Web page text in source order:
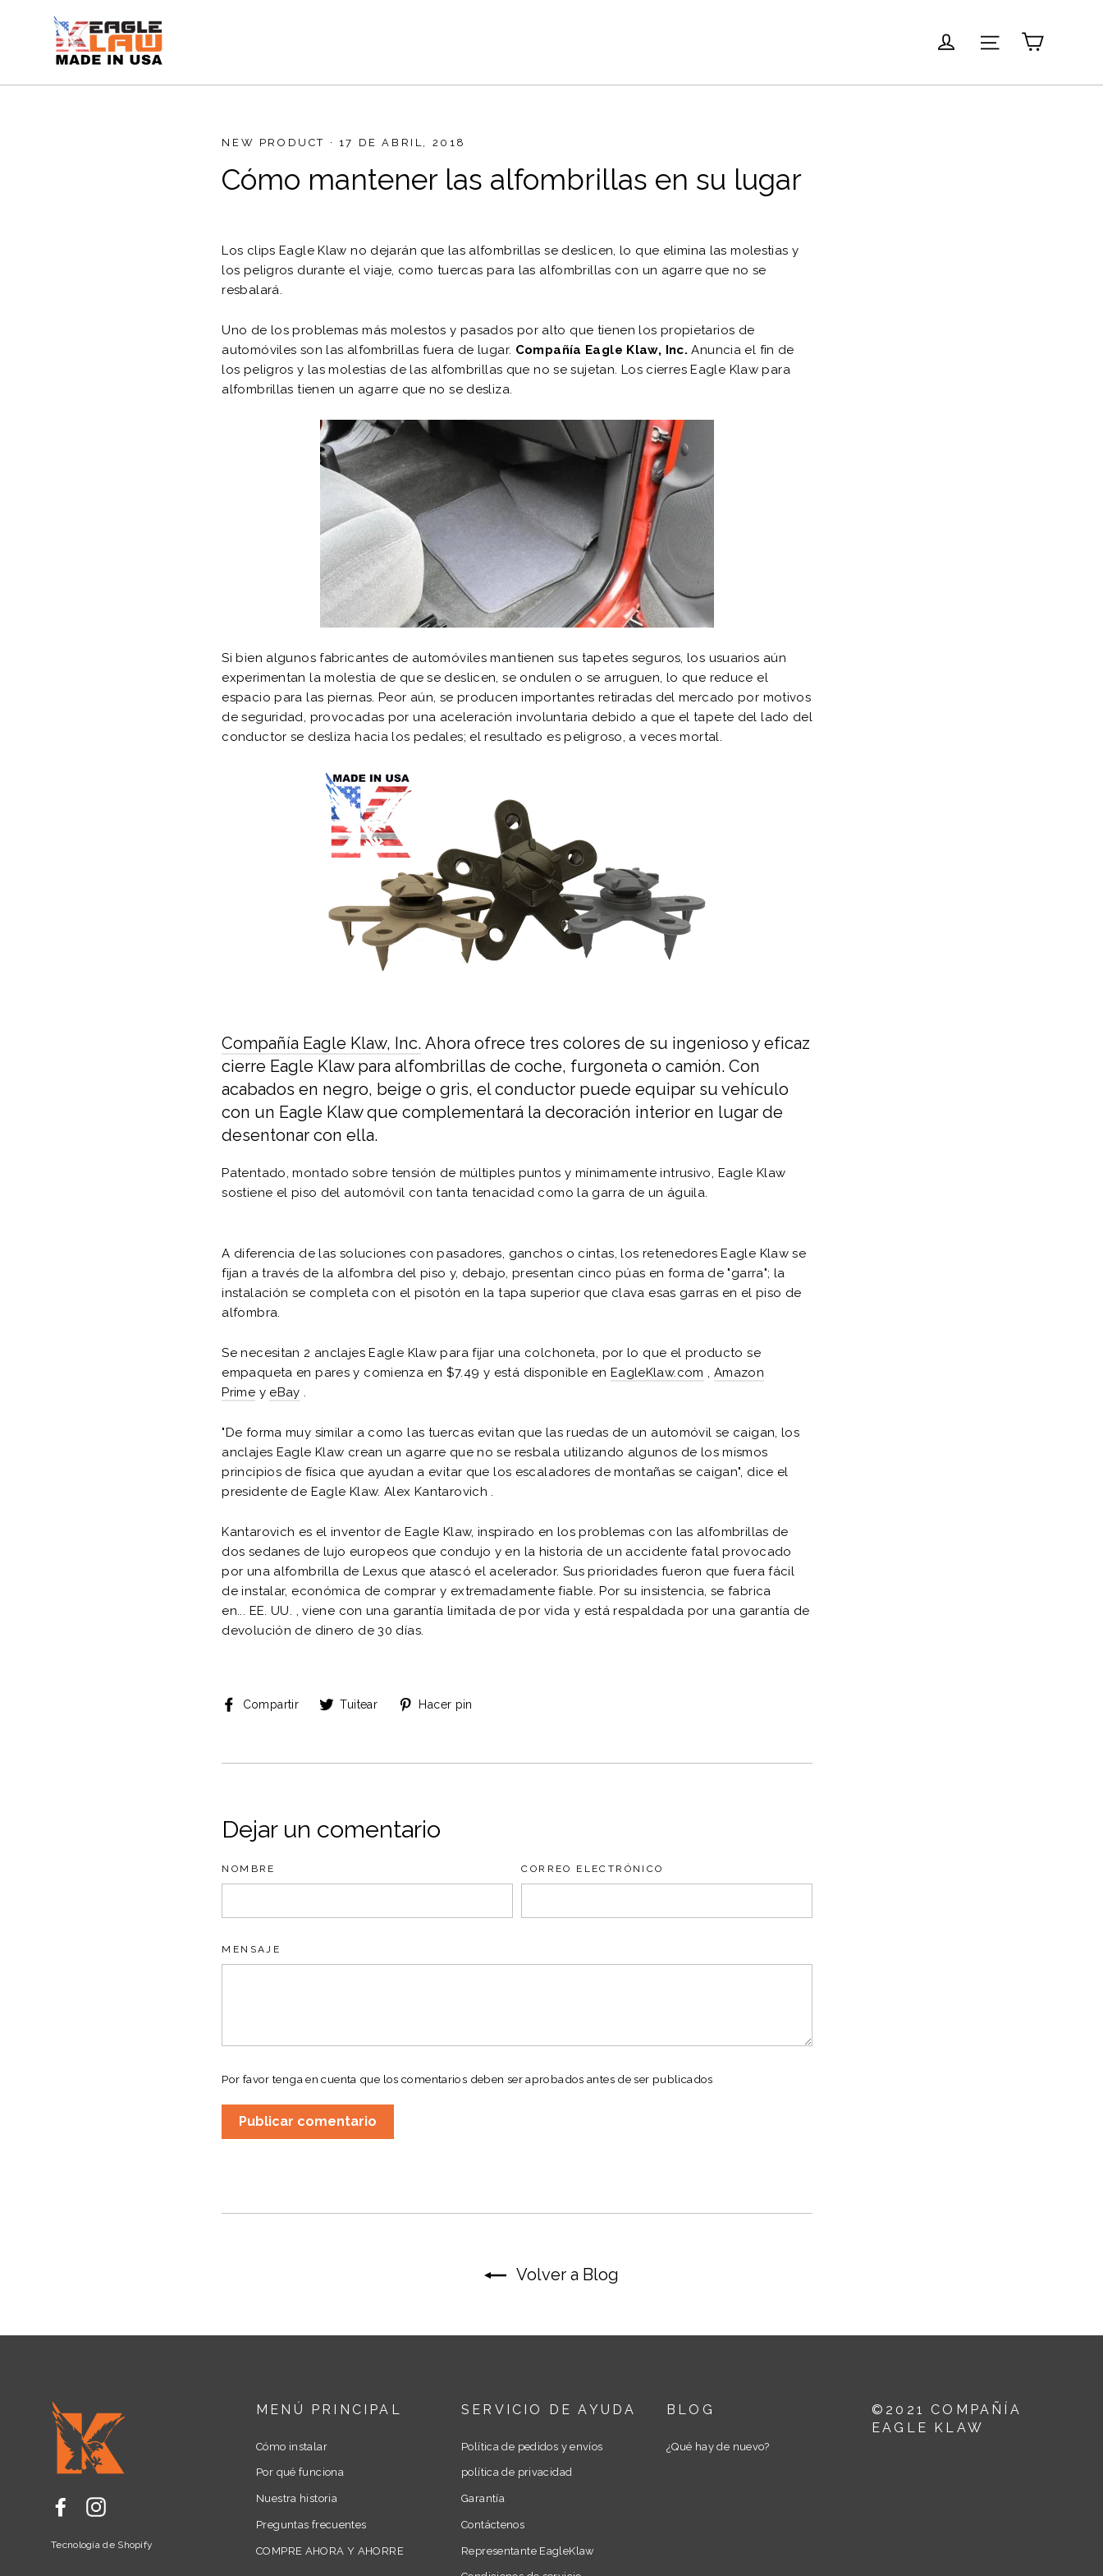
directamente
contenido
IngresarNavegación
NEW PRODUCT · 17 DE ABRIL, 2018
Cómo mantener las alfombrillas en su lugar
Los clips Eagle Klaw no dejarán que las alfombrillas se deslicen, lo que elimina las molestias y
los peligros durante el viaje, como tuercas para las alfombrillas con un agarre que no se
resbalará.
Uno de los problemas más molestos y pasados ​​por alto que tienen los propietarios de
automóviles son las alfombrillas fuera de lugar. Compañía Eagle Klaw, Inc. Anuncia el fin de
los peligros y las molestias de las alfombrillas que no se sujetan. Los cierres Eagle Klaw para
alfombrillas tienen un agarre que no se desliza.
Si bien algunos fabricantes de automóviles mantienen sus tapetes seguros, los usuarios aún
experimentan la molestia de que se deslicen, se ondulen o se arruguen, lo que reduce el
espacio para las piernas. Peor aún, se producen importantes retiradas del mercado por motivos
de seguridad, provocadas por una aceleración involuntaria debido a que el tapete del lado del
conductor se desliza hacia los pedales; el resultado es peligroso, a veces mortal.
Compañía Eagle Klaw, Inc. Ahora ofrece tres colores de su ingenioso y eficaz
cierre Eagle Klaw para alfombrillas de coche, furgoneta o camión. Con
acabados en negro, beige o gris, el conductor puede equipar su vehículo
con un Eagle Klaw que complementará la decoración interior en lugar de
desentonar con ella.
Patentado, montado sobre tensión de múltiples puntos y mínimamente intrusivo, Eagle Klaw
sostiene el piso del automóvil con tanta tenacidad como la garra de un águila.
A diferencia de las soluciones con pasadores, ganchos o cintas, los retenedores Eagle Klaw se
fijan a través de la alfombra del piso y, debajo, presentan cinco púas en forma de "garra"; la
instalación se completa con el pisotón en la tapa superior que clava esas garras en el piso de
alfombra.
Se necesitan 2 anclajes Eagle Klaw para fijar una colchoneta, por lo que el producto se
empaqueta en pares y comienza en $7.49 y está disponible en EagleKlaw.com , Amazon
Prime y eBay .
"De forma muy similar a como las tuercas evitan que las ruedas de un automóvil se caigan, los
anclajes Eagle Klaw crean un agarre que no se resbala utilizando algunos de los mismos
principios de física que ayudan a evitar que los escaladores de montañas se caigan", dice el
presidente de Eagle Klaw. Alex Kantarovich .
Kantarovich es el inventor de Eagle Klaw, inspirado en los problemas con las alfombrillas de
dos sedanes de lujo europeos que condujo y en la historia de un accidente fatal provocado
por una alfombrilla de Lexus que atascó el acelerador. Sus prioridades fueron que fuera fácil
de instalar, económica de comprar y extremadamente fiable. Por su insistencia, se fabrica
en... EE. UU. , viene con una garantía limitada de por vida y está respaldada por una garantía de
devolución de dinero de 30 días.
Compartir
Compartir
Tuitear
TuitearHacer pin
Dejar un comentario
NOMBRE CORREO ELECTRÓNICO
MENSAJE
Por favor tenga en cuenta que los comentarios deben ser aprobados antes de ser publicados
Volver a Blog
Facebook
Tecnología de Shopify
MENÚ PRINCIPAL
Cómo instalar
Por qué funciona
Nuestra historia
Preguntas frecuentes
COMPRE AHORA Y AHORRE
SERVICIO DE AYUDA
Política de pedidos y envíos
política de privacidad
Garantía
Contáctenos
Representante EagleKlaw
BLOG
¿Qué hay de nuevo?
©2021 COMPAÑÍA
EAGLE KLAW